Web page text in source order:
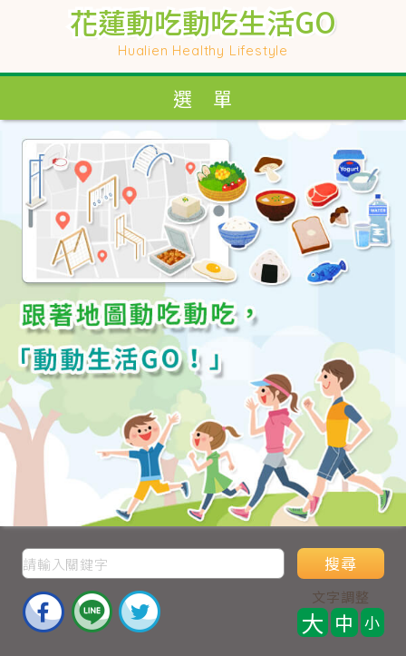
花蓮動吃動吃生活GO
Hualien Healthy Lifestyle
花蓮動吃動吃生活GO
選 單
搜尋
文字調整
大 中 小
花蓮動吃動吃生活GO
Hualien Healthy Lifestyle
花蓮動吃動吃生活GO
選 單